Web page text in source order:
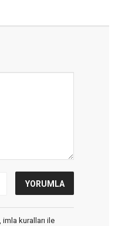
kuralları ile